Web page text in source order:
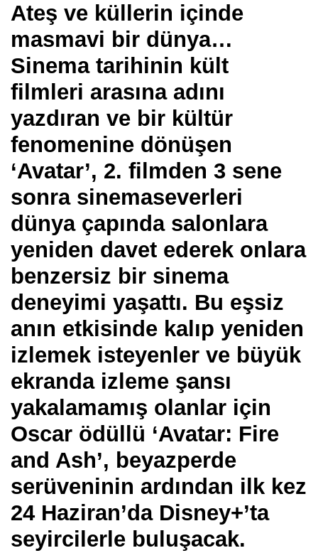
Ateş ve küllerin içinde
masmavi bir dünya…
Sinema tarihinin kült
filmleri arasına adını
yazdıran ve bir kültür
fenomenine dönüşen
‘Avatar’, 2. filmden 3 sene
sonra sinemaseverleri
dünya çapında salonlara
yeniden davet ederek onlara
benzersiz bir sinema
deneyimi yaşattı. Bu eşsiz
anın etkisinde kalıp yeniden
izlemek isteyenler ve büyük
ekranda izleme şansı
yakalamamış olanlar için
Oscar ödüllü ‘Avatar: Fire
and Ash’, beyazperde
serüveninin ardından ilk kez
24 Haziran’da Disney+’ta
seyircilerle buluşacak.